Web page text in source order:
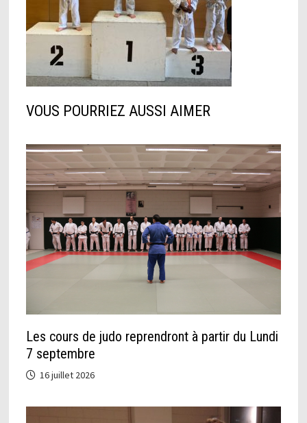
VOUS POURRIEZ AUSSI AIMER
Les cours de judo reprendront à partir du Lundi
7 septembre
16 juillet 2026